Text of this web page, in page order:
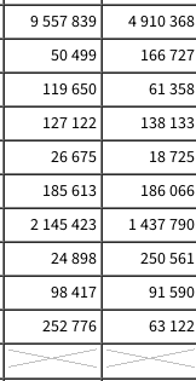
9 557 839 4 910 368
50 499 166 727
119 650 61 358
127 122 138 133
26 675 18 725
185 613 186 066
2 145 423 1 437 790
24 898 250 561
98 417 91 590
252 776 63 122